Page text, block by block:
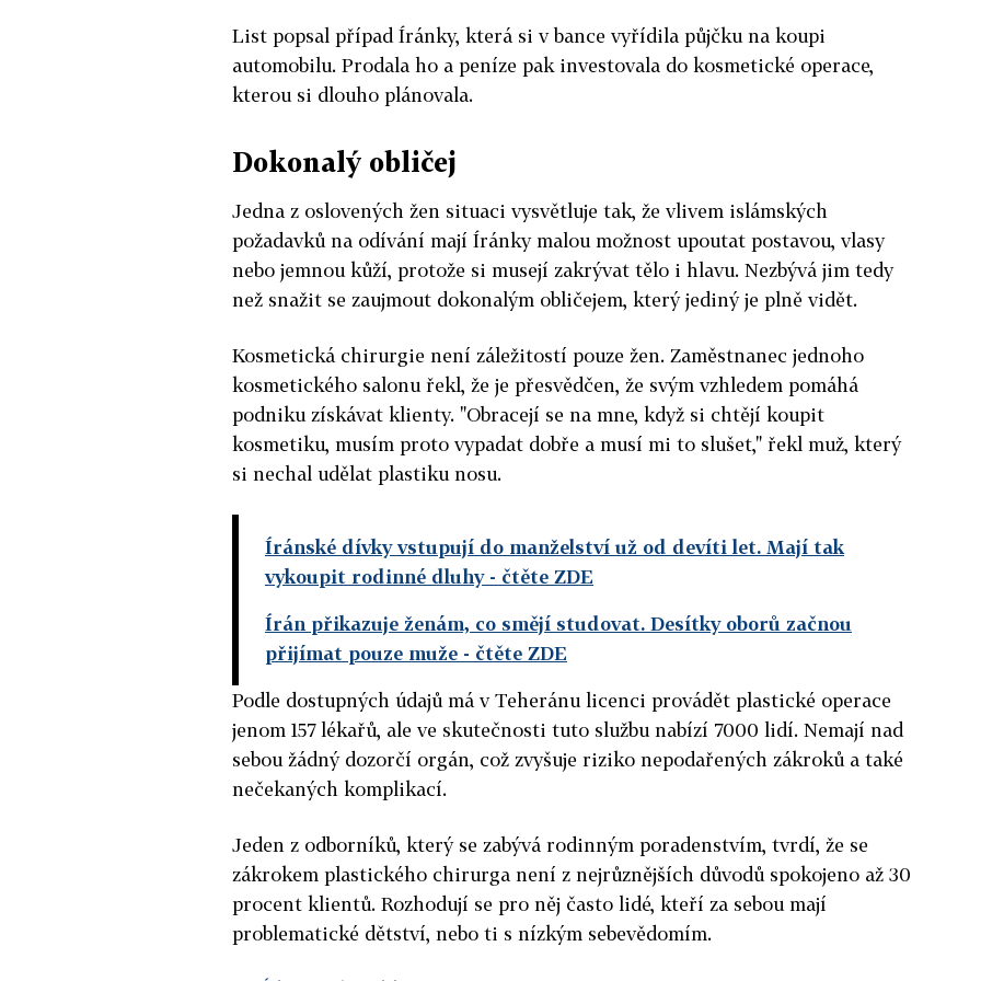
List popsal případ Íránky, která si v bance vyřídila půjčku na koupi
automobilu. Prodala ho a peníze pak investovala do kosmetické operace,
kterou si dlouho plánovala.
Dokonalý obličej
Jedna z oslovených žen situaci vysvětluje tak, že vlivem islámských
požadavků na odívání mají Íránky malou možnost upoutat postavou, vlasy
nebo jemnou kůží, protože si musejí zakrývat tělo i hlavu. Nezbývá jim tedy
než snažit se zaujmout dokonalým obličejem, který jediný je plně vidět.
Kosmetická chirurgie není záležitostí pouze žen. Zaměstnanec jednoho
kosmetického salonu řekl, že je přesvědčen, že svým vzhledem pomáhá
podniku získávat klienty. "Obracejí se na mne, když si chtějí koupit
kosmetiku, musím proto vypadat dobře a musí mi to slušet," řekl muž, který
si nechal udělat plastiku nosu.
Íránské dívky vstupují do manželství už od devíti let. Mají tak
vykoupit rodinné dluhy- čtěte ZDE
Írán přikazuje ženám, co smějí studovat. Desítky oborů začnou
přijímat pouze muže - čtěte ZDE
Podle dostupných údajů má v Teheránu licenci provádět plastické operace
jenom 157 lékařů, ale ve skutečnosti tuto službu nabízí 7000 lidí. Nemají nad
sebou žádný dozorčí orgán, což zvyšuje riziko nepodařených zákroků a také
nečekaných komplikací.
Jeden z odborníků, který se zabývá rodinným poradenstvím, tvrdí, že se
zákrokem plastického chirurga není z nejrůznějších důvodů spokojeno až 30
procent klientů. Rozhodují se pro něj často lidé, kteří za sebou mají
problematické dětství, nebo ti s nízkým sebevědomím.